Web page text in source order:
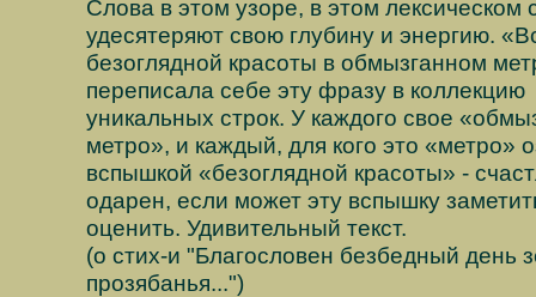
Слова в этом узоре, в этом лексическом
удесятеряют свою глубину и энергию.
безоглядной красоты в обмызганном
переписала себе эту фразу в коллекцию
уникальных строк. У каждого свое
метро», и каждый, для кого это «метро»
вспышкой «безоглядной красоты» -
одарен, если может эту вспышку
оценить. Удивительный текст.
(о стих-и "Благословен безбедный день
прозябанья...")